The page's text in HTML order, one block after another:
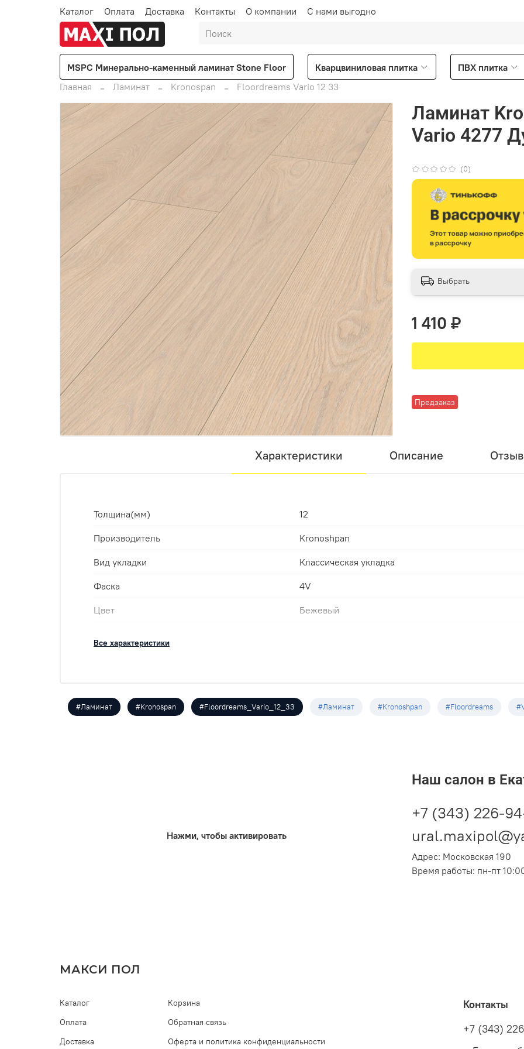
Каталог Оплата Доставка Контакты О компании С нами выгодно
MSPC Минерально-каменный ламинат Stone Floor Кварцвиниловая плитка ПВХ плитка
Главная
Ламинат Kronospan Floordreams Vario 12 33
(0)
Предзаказ
Ламинат
Vario 4277
1 410 ₽
Выбрать
Характеристики Описание
Толщина(мм) 12
Производитель Kronoshpan
Вид укладки Классическая укладка
Фаска 4V
Цвет Бежевый
м2 в упак 1,48
Все характеристики
#Ламинат #Kronospan #Floordreams_Vario_12_33 #Ламинат #Kronoshpan #Floordreams
Нажми, чтобы активировать
Наш салон в
+7 (343) 226-
Адрес: Московская 190
Время работы: пн-пт
МАКСИ ПОЛ
Каталог
Оплата
Доставка
Корзина
Обратная связь
Оферта и политика конфиденциальности
Контакты
+7 (343)